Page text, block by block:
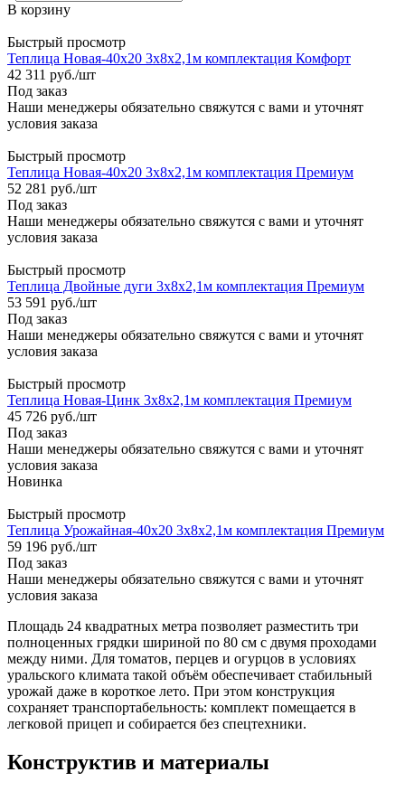
В корзину
Быстрый просмотр
Теплица Новая-40х20 3х8х2,1м комплектация Комфорт
42 311 руб./шт
Под заказ
Наши менеджеры обязательно свяжутся с вами и уточнят
условия заказа
Быстрый просмотр
Теплица Новая-40х20 3х8х2,1м комплектация Премиум
52 281 руб./шт
Под заказ
Наши менеджеры обязательно свяжутся с вами и уточнят
условия заказа
Быстрый просмотр
Теплица Двойные дуги 3х8х2,1м комплектация Премиум
53 591 руб./шт
Под заказ
Наши менеджеры обязательно свяжутся с вами и уточнят
условия заказа
Быстрый просмотр
Теплица Новая-Цинк 3х8х2,1м комплектация Премиум
45 726 руб./шт
Под заказ
Наши менеджеры обязательно свяжутся с вами и уточнят
условия заказа
Новинка
Быстрый просмотр
Теплица Урожайная-40х20 3х8х2,1м комплектация Премиум
59 196 руб./шт
Под заказ
Наши менеджеры обязательно свяжутся с вами и уточнят
условия заказа
Площадь 24 квадратных метра позволяет разместить три
полноценных грядки шириной по 80 см с двумя проходами
между ними. Для томатов, перцев и огурцов в условиях
уральского климата такой объём обеспечивает стабильный
урожай даже в короткое лето. При этом конструкция
сохраняет транспортабельность: комплект помещается в
легковой прицеп и собирается без спецтехники.
Конструктив и материалы